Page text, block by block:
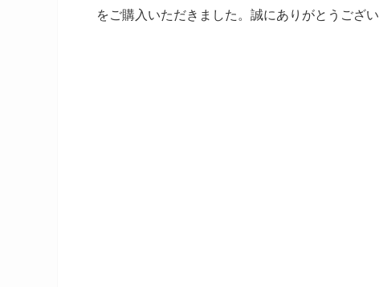
をご購入いただきました。誠にありがとうござい